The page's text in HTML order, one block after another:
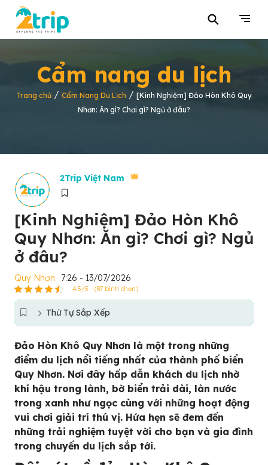
⚲
Cẩm nang du lịch
Trang chủ / Cẩm Nang Du Lịch / [Kinh Nghiệm] Đảo Hòn Khô Quy
Nhơn: Ăn gì? Chơi gì? Ngủ ở đâu?
2Trip Việt Nam
[Kinh Nghiệm] Đảo Hòn Khô
Quy Nhơn: Ăn gì? Chơi gì? Ngủ
ở đâu?
Quy Nhơn 7:26 - 13/07/2026
4.5/5 - (87 bình chọn)
Thứ Tự Sắp Xếp
Đảo Hòn Khô Quy Nhơn là một trong những
điểm du lịch nổi tiếng nhất của thành phố biển
Quy Nhơn. Nơi đây hấp dẫn khách du lịch nhờ
khí hậu trong lành, bờ biển trải dài, làn nước
trong xanh như ngọc cùng với những hoạt động
vui chơi giải trí thú vị. Hứa hẹn sẽ đem đến
những trải nghiệm tuyệt vời cho bạn và gia đình
trong chuyến du lịch sắp tới.